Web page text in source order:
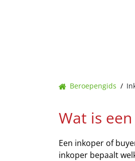
Beroepengids
Wat is
Een inkoper of
inkoper bepaalt